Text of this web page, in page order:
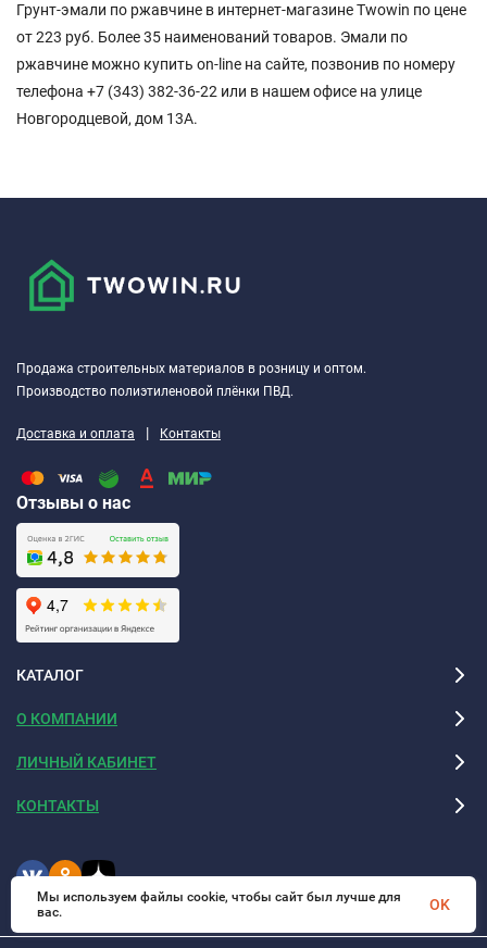
Грунт-эмали по ржавчине в интернет-магазине Twowin по цене
от 223 руб. Более 35 наименований товаров. Эмали по
ржавчине можно купить on-line на сайте, позвонив по номеру
телефона +7 (343) 382-36-22 или в нашем офисе на улице
Новгородцевой, дом 13А.
Продажа строительных материалов в розницу и оптом.
Производство полиэтиленовой плёнки ПВД.
Доставка и оплата | Контакты
Отзывы о нас
КАТАЛОГ
О КОМПАНИИ
ЛИЧНЫЙ КАБИНЕТ
КОНТАКТЫ
Мы используем файлы cookie, чтобы сайт был лучше для
вас.
OK